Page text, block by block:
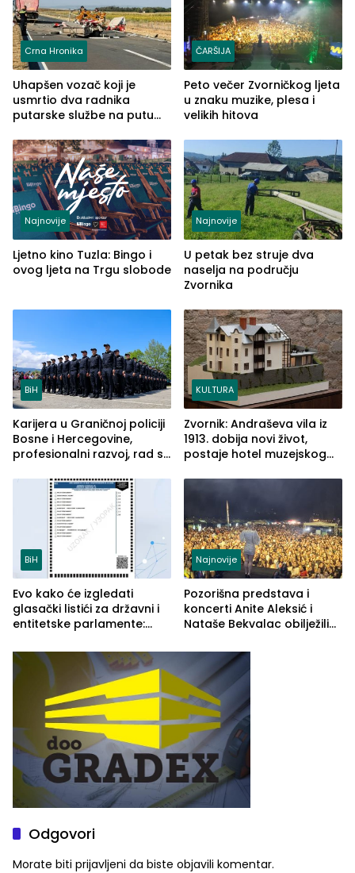
Crna Hronika
Uhapšen vozač koji je
usmrtio dva radnika
putarske službe na putu
(FOTO)
ČARŠIJA
Peto večer Zvorničkog ljeta
u znaku muzike, plesa i
velikih hitova
Najnovije
Ljetno kino Tuzla: Bingo i
ovog ljeta na Trgu slobode
Najnovije
U petak bez struje dva
naselja na području
Zvornika
BiH
Karijera u Graničnoj policiji
Bosne i Hercegovine,
profesionalni razvoj, rad sa
služba građanima
KULTURA
Zvornik: Andraševa vila iz
1913. dobija novi život,
postaje hotel muzejskog
BiH
Evo kako će izgledati
glasački listići za državni i
entitetske parlamente:
vidljive na njima
Najnovije
Pozorišna predstava i
koncerti Anite Aleksić i
Nataše Bekvalac obilježili
ljeta (FOTO)
Odgovori
Morate biti prijavljeni da biste objavili komentar.